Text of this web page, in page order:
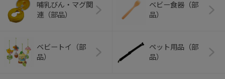
哺乳びん・マグ関
連（部品）
ベビー食器（部
品）
ベビートイ（部
品）
ペット用品（部
品）